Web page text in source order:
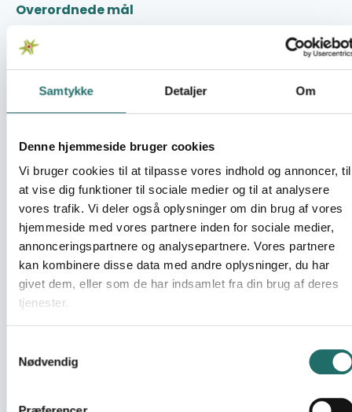
Samtykke Detaljer Om
Denne hjemmeside bruger cookies
Vi bruger cookies til at tilpasse vores indhold og annoncer, til
at vise dig funktioner til sociale medier og til at analysere
vores trafik. Vi deler også oplysninger om din brug af vores
hjemmeside med vores partnere inden for sociale medier,
annonceringspartnere og analysepartnere. Vores partnere
kan kombinere disse data med andre oplysninger, du har
givet dem, eller som de har indsamlet fra din brug af deres
tjenester.
Nødvendig
Overordnede mål
småvirksomheder i seks provinser i Cambodia.
1. at øge kapaciteten hos 6-7 lokale partnere til at
arbejde, hvoraf nogle kan fungere som modeller til at
drive udviklingen frem. 2. at etablere og drive et simpelt
laboratorium, der kan støtte eksperimenterende arbejde
med fødevarer. 3. at støtte udvikling af andre produkter
(fx håndværk og møbler)
Målgrupper
Primær målgruppe: partnergruppen, 10-15 personer.
Sekundær målgruppe: lokalgrupper og
solidaritetsgrupper i landsbyerne, ca. 3.000 mennesker,
Indsatsen vil gennem kapacitetsopbygning styrke lokale
udvikling af småvirksomheder. Udviklingen af små, lokale